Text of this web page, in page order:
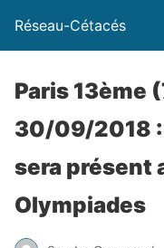
Réseau-Cétacés
Paris 13ème
30/09/2018 :
sera présent
Olympiades